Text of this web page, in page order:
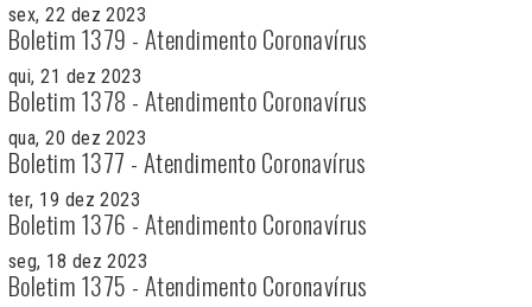
sex, 22 dez 2023
Boletim 1379 - Atendimento Coronavírus
qui, 21 dez 2023
Boletim 1378 - Atendimento Coronavírus
qua, 20 dez 2023
Boletim 1377 - Atendimento Coronavírus
ter, 19 dez 2023
Boletim 1376 - Atendimento Coronavírus
seg, 18 dez 2023
Boletim 1375 - Atendimento Coronavírus